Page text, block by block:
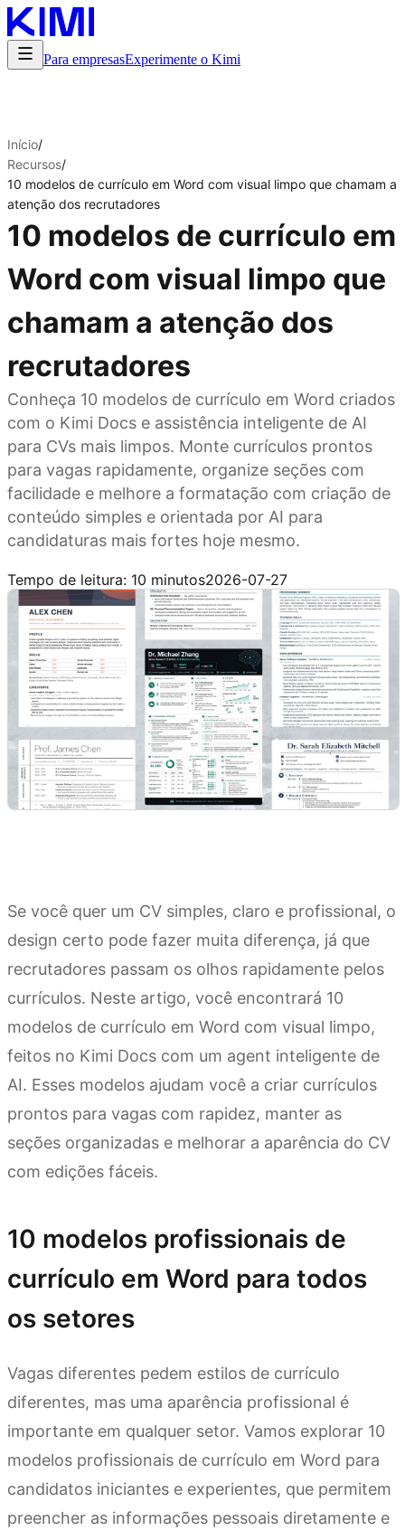
Para empresasExperimente o Kimi
Início/
Recursos/
10 modelos de currículo em Word com visual limpo que chamam a
atenção dos recrutadores
10 modelos de currículo em
Word com visual limpo que
chamam a atenção dos
recrutadores
Conheça 10 modelos de currículo em Word criados
com o Kimi Docs e assistência inteligente de AI
para CVs mais limpos. Monte currículos prontos
para vagas rapidamente, organize seções com
facilidade e melhore a formatação com criação de
conteúdo simples e orientada por AI para
candidaturas mais fortes hoje mesmo.
Tempo de leitura: 10 minutos2026-07-27
Se você quer um CV simples, claro e profissional, o
design certo pode fazer muita diferença, já que
recrutadores passam os olhos rapidamente pelos
currículos. Neste artigo, você encontrará 10
modelos de currículo em Word com visual limpo,
feitos no Kimi Docs com um agent inteligente de
AI. Esses modelos ajudam você a criar currículos
prontos para vagas com rapidez, manter as
seções organizadas e melhorar a aparência do CV
com edições fáceis.
10 modelos profissionais de
currículo em Word para todos
os setores
Vagas diferentes pedem estilos de currículo
diferentes, mas uma aparência profissional é
importante em qualquer setor. Vamos explorar 10
modelos profissionais de currículo em Word para
candidatos iniciantes e experientes, que permitem
preencher as informações pessoais diretamente e